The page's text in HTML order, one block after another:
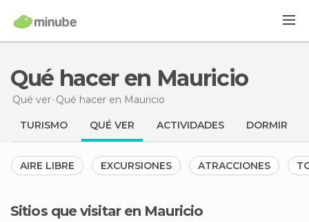
Qué hacer en Mauricio
Qué ver Qué hacer en Mauricio
TURISMO QUÉ VER ACTIVIDADES DORMIR
AIRE LIBRE EXCURSIONES ATRACCIONES
Sitios que visitar en Mauricio